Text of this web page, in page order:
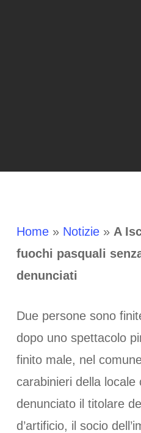
Home» Notizie» A
fuochi pasquali
denunciati
Due persone sono
dopo uno spettacolo
finito male, nel
carabinieri della
denunciato il titolare
d’artificio, il socio